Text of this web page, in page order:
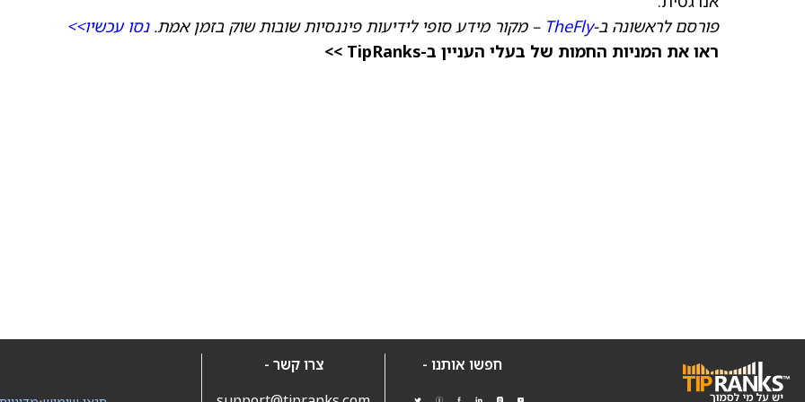
פורסם לראשונה ב-TheFly – מקור מידע סופי לידיעות פיננסיות שובות שוק בזמן אמת.נסו עכשיו>>
ראו את המניות החמות של בעלי העניין ב-TipRanks >>
חפשו אותנו -
צרו קשר -